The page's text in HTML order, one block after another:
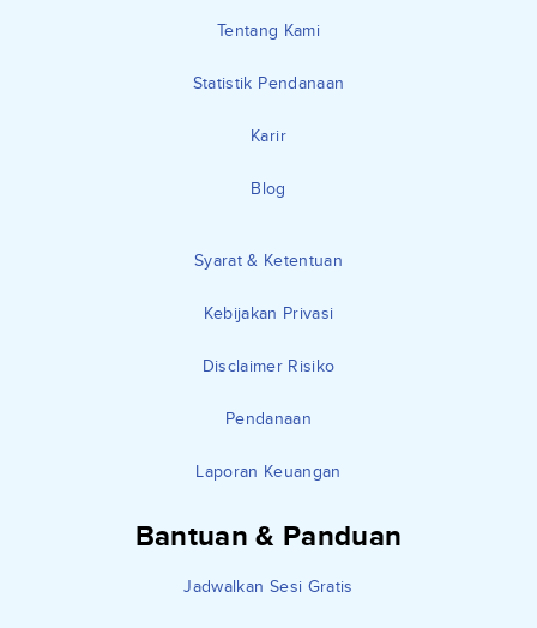
Tentang Kami
Statistik Pendanaan
Karir
Blog
Syarat & Ketentuan
Kebijakan Privasi
Disclaimer Risiko
Pendanaan
Laporan Keuangan
Bantuan & Panduan
Jadwalkan Sesi Gratis